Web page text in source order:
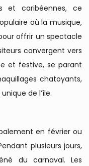
et caribéennes, ce
où la musique,
offrir un spectacle
convergent vers
et festive, se parant
chatoyants,
de l’île.
en février ou
plusieurs jours,
du carnaval. Les